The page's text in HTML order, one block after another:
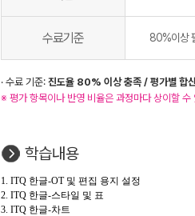
수료기준 80%이상
· 수료 기준: 진도율 80% 이상 충족 / 평가별 합
※ 평가 항목이나 반영 비율은 과정마다 상이할 수
학습내용
1. ITQ 한글-OT 및 편집 용지 설정
2. ITQ 한글-스타일 및 표
3. ITQ 한글-차트